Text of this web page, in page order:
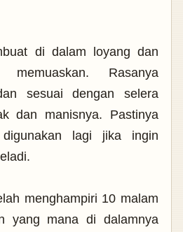
di dalam loyang dan
memuaskan. Rasanya
sesuai dengan selera
dan manisnya. Pastinya
lagi jika ingin
menghampiri 10 malam
yang mana di dalamnya